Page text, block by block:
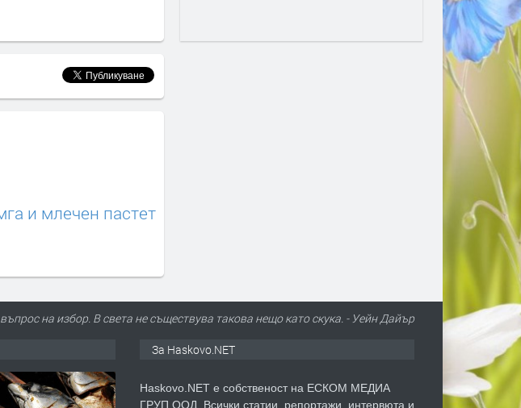
и млечен пастет
въпрос на избор. В света не съществува такова нещо като скука. - Уейн Дайър
За Haskovo.NET
Haskovo.NET е собственост на ЕСКОМ МЕДИА
ГРУП ООД. Всички статии, репортажи, интервюта и